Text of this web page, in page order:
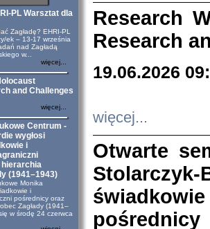
PL Warsztat dla
Zagładę? EHRI-PL
ek – 13-17 września
nad Zagładą
w...
więcej...
and Challenges
więcej...
Centrum -
wygłosi
i
(1941–1943)
Monika
i
pośrednicy oraz
Zagłady (1941–
w środę 24 czerwca
Research
Research
19.06.2026
więcej...
Otwarte